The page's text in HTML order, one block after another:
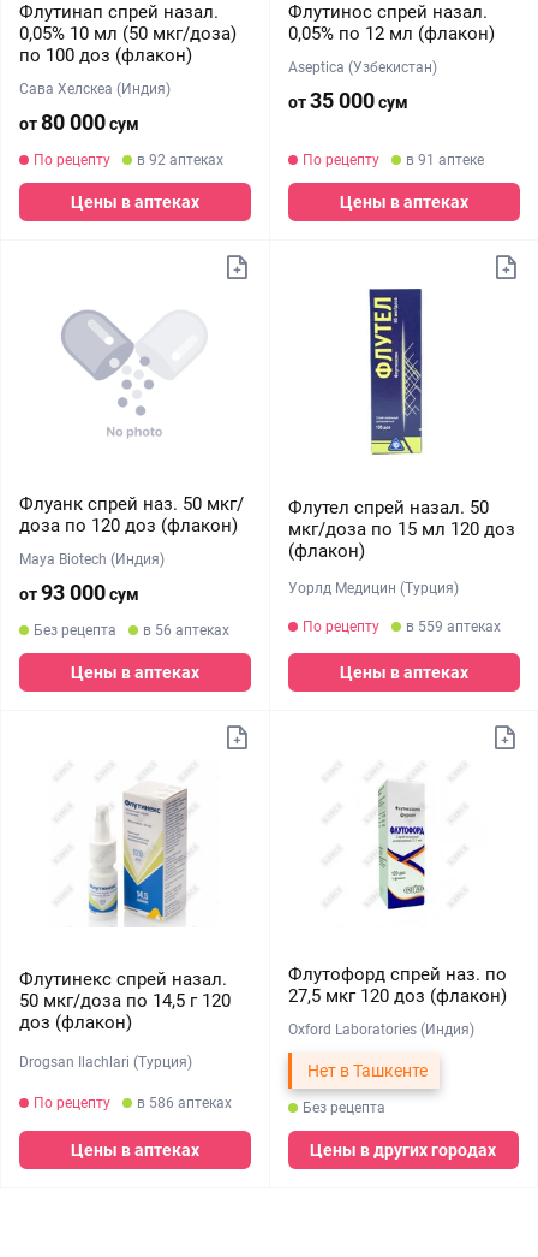
Флутинап спрей назал.
0,05% 10 мл (50 мкг/доза)
по 100 доз (флакон)
Сава Хелскеа (Индия)
от80 000сум
По рецепту в 92 аптеках
Цены в аптеках
Флутинос спрей назал.
0,05% по 12 мл (флакон)
Aseptica (Узбекистан)
от35 000сум
По рецепту в 91 аптеке
Цены в аптеках
Флуанк спрей наз. 50 мкг/
доза по 120 доз (флакон)
Maya Biotech (Индия)
от93 000сум
Без рецепта в 56 аптеках
Цены в аптеках
Флутел спрей назал. 50
мкг/доза по 15 мл 120 доз
(флакон)
Уорлд Медицин (Турция)
По рецепту в 559 аптеках
Цены в аптеках
Флутинекс спрей назал.
50 мкг/доза по 14,5 г 120
доз (флакон)
Drogsan Ilachlari (Турция)
По рецепту в 586 аптеках
Цены в аптеках
Флутофорд спрей наз. по
27,5 мкг 120 доз (флакон)
Oxford Laboratories (Индия)
Нет в Ташкенте
Без рецепта
Цены в других городах